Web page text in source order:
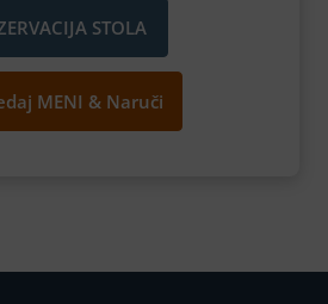
STOLA
MENI & Naruči